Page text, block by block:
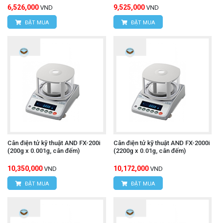
6,526,000 VND
ĐẶT MUA
9,525,000 VND
ĐẶT MUA
Cân điện tử kỹ thuật AND FX-200i
(200g x 0.001g, cân đếm)
10,350,000 VND
ĐẶT MUA
Cân điện tử kỹ thuật AND FX-2000i
(2200g x 0.01g, cân đếm)
10,172,000 VND
ĐẶT MUA